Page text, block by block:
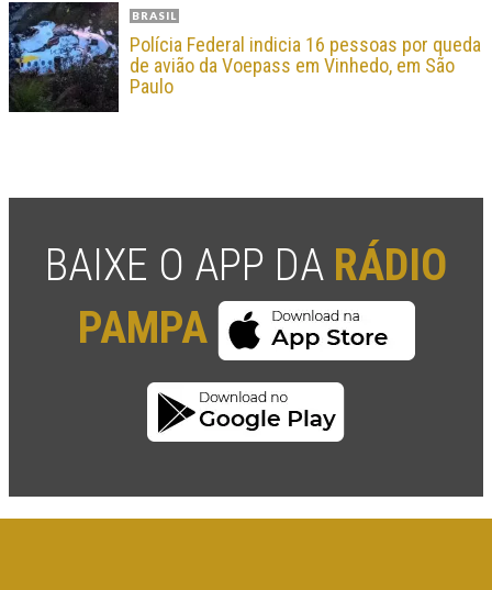
BRASIL
Polícia Federal indicia 16 pessoas por queda
de avião da Voepass em Vinhedo, em São
Paulo
BAIXE O APP DA RÁDIO
PAMPA